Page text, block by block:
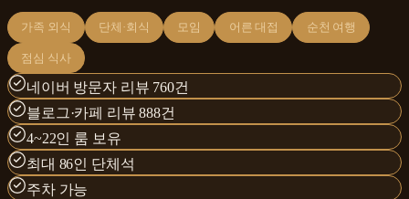
가족 외식 단체·회식 모임 어른 대접 순천 여행
점심 식사
네이버 방문자 리뷰 760건
블로그·카페 리뷰 888건
4~22인 룸 보유
최대 86인 단체석
주차 가능